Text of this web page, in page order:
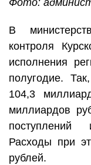
Фото:
В
контроля
исполнения
полугодие.
104,3
миллиардов
Расходы при
рублей.